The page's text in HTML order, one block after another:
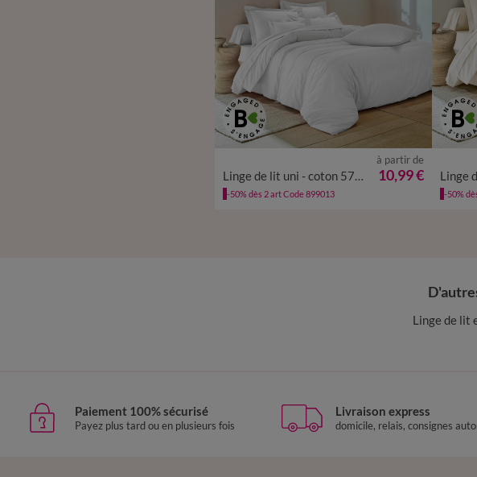
Linge de lit uni - coton 57 fils/cm²
à partir de
10,99 €
-50% dès 2 art Code 899013 -50%
Linge de lit
Paiement 100% sécurisé
Payez plus tard ou en plusieurs fois
Livraison express
domicile, relais, consignes